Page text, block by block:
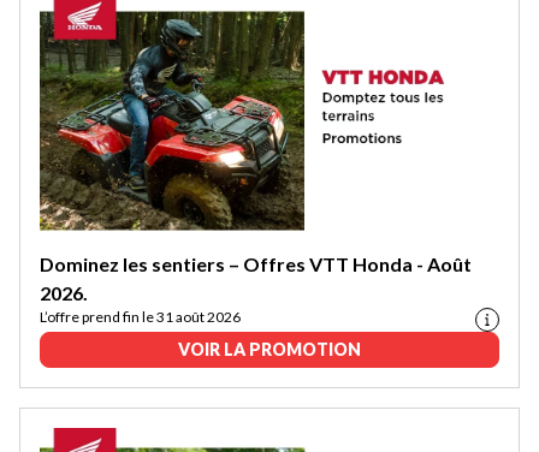
Dominez les sentiers – Offres VTT Honda - Août
2026.
L’offre prend fin le 31 août 2026
VOIR LA PROMOTION